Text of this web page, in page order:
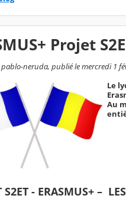
Projet
neruda, publié le mercredi 1
Le
Au
S2ET - ERASMUS+ –